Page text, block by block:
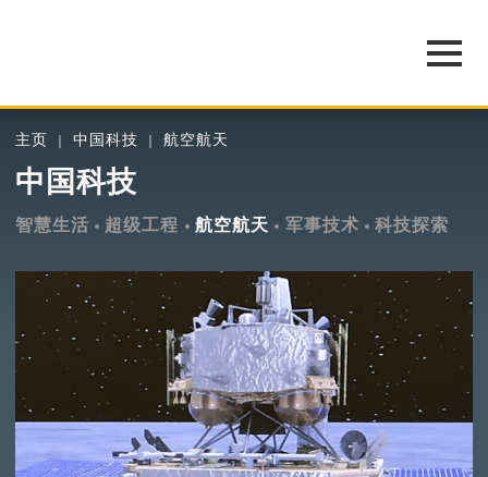
主页 中国科技 航空航天
中国科技
智慧生活 超级工程 航空航天 军事技术 科技探索